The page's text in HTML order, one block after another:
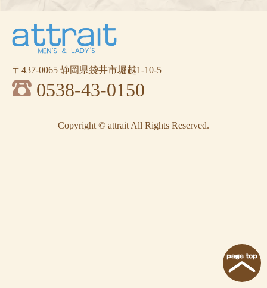
〒437-0065 静岡県袋井市堀越1-10-5
0538-43-0150
Copyright © attrait All Rights Reserved.